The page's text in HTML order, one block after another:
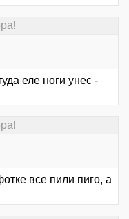
еле ноги унес -
все пили пиго, а